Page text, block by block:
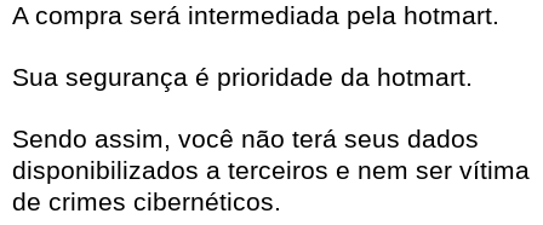
A compra será intermediada pela hotmart.
Sua segurança é prioridade da hotmart.
Sendo assim, você não terá seus dados
disponibilizados a terceiros e nem ser vítima
de crimes cibernéticos.